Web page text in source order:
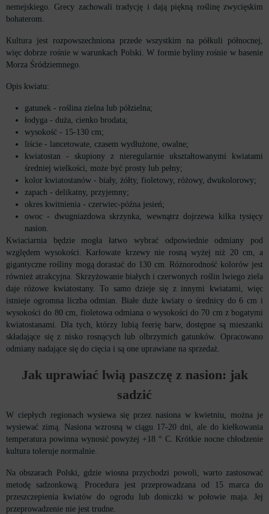
nemejskiego. Grecy zachowali tradycję i dają piękną roślinę zwycięskim
bohaterom.
Kultura jest rozpowszechniona przede wszystkim na półkuli północnej,
więc dobrze rośnie w warunkach Polski. W formie byliny rośnie w basenie
Morza Śródziemnego.
Opis kwiatu:
gatunek - roślina zielna lub półzielna;
łodyga - duża, cienko brodata;
wysokość - 15-130 cm;
liście - lancetowate, czasem wydłużone, owalne;
kwiatostan - skupiony z nieregularnie ukształtowanymi kwiatami
średniej wielkości, może być prosty lub pełny;
kolor kwiatostanów - biały, żółty, fioletowy, różowy, dwukolorowy;
zapach - delikatny, przyjemny;
okres kwitnienia - czerwiec-późna jesień;
owoc - dwugniazdowa skrzynka, wewnątrz dojrzewa kilka tysięcy
nasion.
Kwiaciarnia będzie mogła łatwo wybrać odpowiednie odmiany pod
względem wysokości. Karłowate krzewy nie rosną wyżej niż 20 cm, a
gigantyczne rośliny mogą dorastać do 130 cm. Różnorodność kolorów jest
również atrakcyjna. Skrzyżowanie białych i czerwonych roślin lwiego ziela
daje różowe kwiatostany. To samo dzieje się z innymi kwiatami, więc
istnieje ogromna liczba odmian. Białe duże kwiaty o średnicy do 6 cm i
wysokości do 80 cm, fioletowa odmiana o wysokości do 70 cm z bogatymi
kwiatostanami. Dla tych, którzy lubią feerię barw, dostępne są mieszanki
składające się z nisko rosnących lub olbrzymich gatunków. Opracowano
odmiany nadające się do cięcia i są one uprawiane na sprzedaż.
Jak uprawiać lwią paszczę z nasion: jak
sadzić
W ciepłych regionach wysiewa się przez nasiona w kwietniu, można je
wysiewać zimą. Nasiona wzrosną w ciągu 17-20 dni, ale do kiełkowania
temperatura powinna wynosić powyżej +18 ° C. Krótkie nocne chłodzenie
kultura toleruje normalnie.
Na obszarach Polski, gdzie wiosna przychodzi powoli, warto zastosować
metodę sadzonkową. Procedura jest przeprowadzana od 15 marca do
przeszczepienia kwiatów do ogrodu lub doniczki w połowie maja. Jej
przeprowadzenie nie jest trudne.